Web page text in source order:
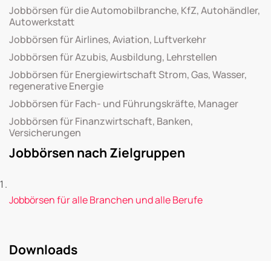
Jobbörsen für die Automobilbranche, KfZ, Autohändler,
Autowerkstatt
Jobbörsen für Airlines, Aviation, Luftverkehr
Jobbörsen für Azubis, Ausbildung, Lehrstellen
Jobbörsen für Energiewirtschaft Strom, Gas, Wasser,
regenerative Energie
Jobbörsen für Fach- und Führungskräfte, Manager
Jobbörsen für Finanzwirtschaft, Banken,
Versicherungen
Jobbörsen nach Zielgruppen
Jobbörsen für alle Branchen und alle Berufe
Downloads